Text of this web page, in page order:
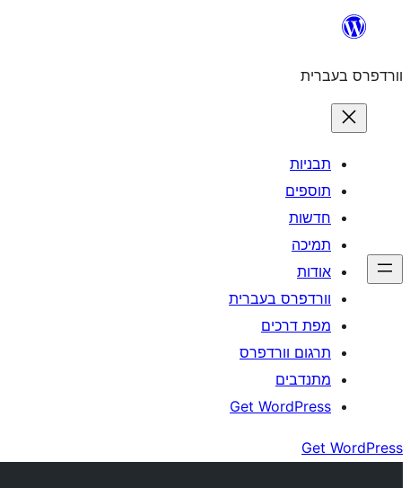
וורדפרס בעברית
תבניות
תוספים
חדשות
תמיכה
אודות
וורדפרס בעברית
מפת דרכים
תרגום וורדפרס
מתנדבים
Get WordPress
Get WordPress